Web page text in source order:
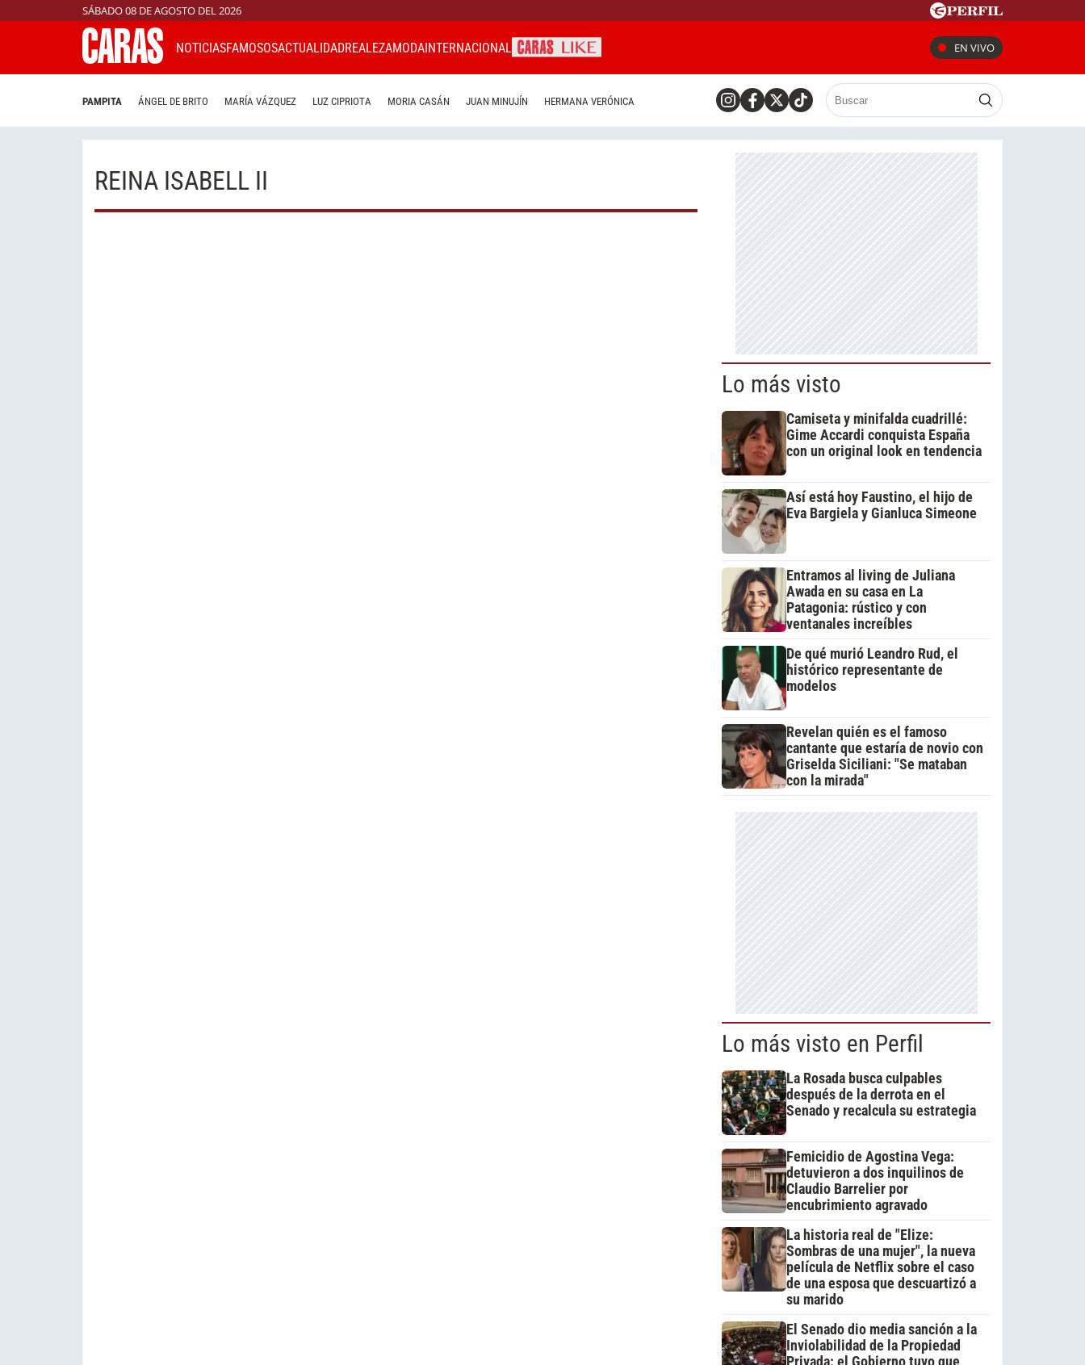
SÁBADO 08 DE AGOSTO DEL 2026
NOTICIASFAMOSOSACTUALIDADREALEZAMODAINTERNACIONAL EN VIVO
PAMPITA ÁNGEL DE BRITO MARÍA VÁZQUEZ LUZ CIPRIOTA MORIA CASÁN JUAN MINUJÍN HERMANA VERÓNICA
REINA ISABELL II
Lo más visto
Camiseta y minifalda cuadrillé:
Gime Accardi conquista España
con un original look en tendencia
Así está hoy Faustino, el hijo de
Eva Bargiela y Gianluca Simeone
Entramos al living de Juliana
Awada en su casa en La
Patagonia: rústico y con
ventanales increíbles
De qué murió Leandro Rud, el
histórico representante de
modelos
Revelan quién es el famoso
cantante que estaría de novio con
Griselda Siciliani: "Se mataban
con la mirada"
Lo más visto en Perfil
La Rosada busca culpables
después de la derrota en el
Senado y recalcula su estrategia
Femicidio de Agostina Vega:
detuvieron a dos inquilinos de
Claudio Barrelier por
encubrimiento agravado
La historia real de "Elize:
Sombras de una mujer", la nueva
película de Netflix sobre el caso
de una esposa que descuartizó a
su marido
El Senado dio media sanción a la
Inviolabilidad de la Propiedad
Privada: el Gobierno tuvo que